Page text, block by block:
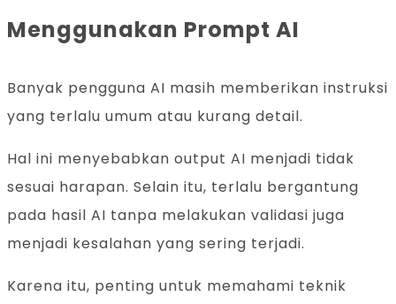
Menggunakan Prompt AI
Banyak pengguna AI masih memberikan instruksi
yang terlalu umum atau kurang detail.
Hal ini menyebabkan output AI menjadi tidak
sesuai harapan. Selain itu, terlalu bergantung
pada hasil AI tanpa melakukan validasi juga
menjadi kesalahan yang sering terjadi.
Karena itu, penting untuk memahami teknik